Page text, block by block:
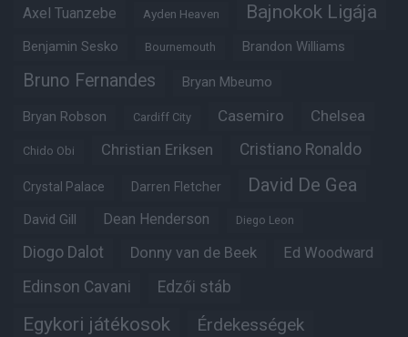
Axel Tuanzebe Ayden Heaven Bajnokok Ligája
Benjamin Sesko Bournemouth Brandon Williams
Bruno Fernandes Bryan Mbeumo
Bryan Robson Cardiff City Casemiro Chelsea
Chido Obi Christian Eriksen Cristiano Ronaldo
Crystal Palace Darren Fletcher David De Gea
David Gill Dean Henderson Diego Leon
Diogo Dalot Donny van de Beek Ed Woodward
Edinson Cavani Edzői stáb
Egykori játékosok Érdekességek